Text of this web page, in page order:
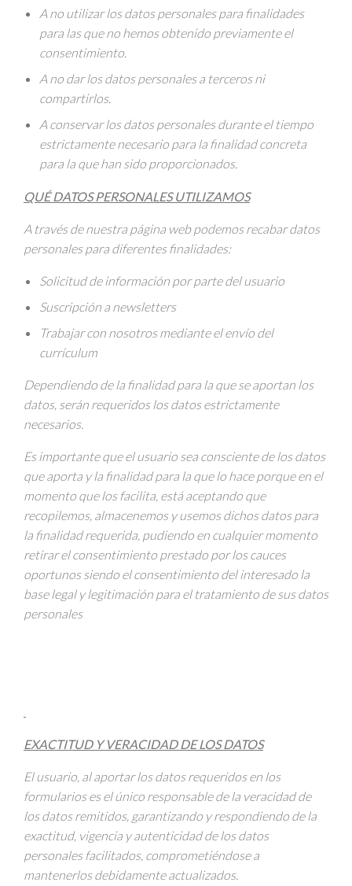
A no utilizar los datos personales para finalidades
para las que no hemos obtenido previamente el
consentimiento.
A no dar los datos personales a terceros ni
compartirlos.
A conservar los datos personales durante el tiempo
estrictamente necesario para la finalidad concreta
para la que han sido proporcionados.
QUÉ DATOS PERSONALES UTILIZAMOS
A través de nuestra página web podemos recabar datos
personales para diferentes finalidades:
Solicitud de información por parte del usuario
Suscripción a newsletters
Trabajar con nosotros mediante el envío del
currículum
Dependiendo de la finalidad para la que se aportan los
datos, serán requeridos los datos estrictamente
necesarios.
Es importante que el usuario sea consciente de los datos
que aporta y la finalidad para la que lo hace porque en el
momento que los facilita, está aceptando que
recopilemos, almacenemos y usemos dichos datos para
la finalidad requerida, pudiendo en cualquier momento
retirar el consentimiento prestado por los cauces
oportunos siendo el consentimiento del interesado la
base legal y legitimación para el tratamiento de sus datos
personales
EXACTITUD Y VERACIDAD DE LOS DATOS
El usuario, al aportar los datos requeridos en los
formularios es el único responsable de la veracidad de
los datos remitidos, garantizando y respondiendo de la
exactitud, vigencia y autenticidad de los datos
personales facilitados, comprometiéndose a
mantenerlos debidamente actualizados.